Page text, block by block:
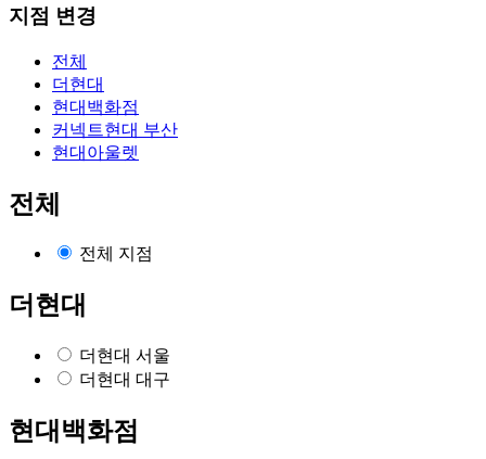
지점 변경
전체
더현대
현대백화점
커넥트현대 부산
현대아울렛
전체
전체 지점
더현대
더현대 서울
더현대 대구
현대백화점